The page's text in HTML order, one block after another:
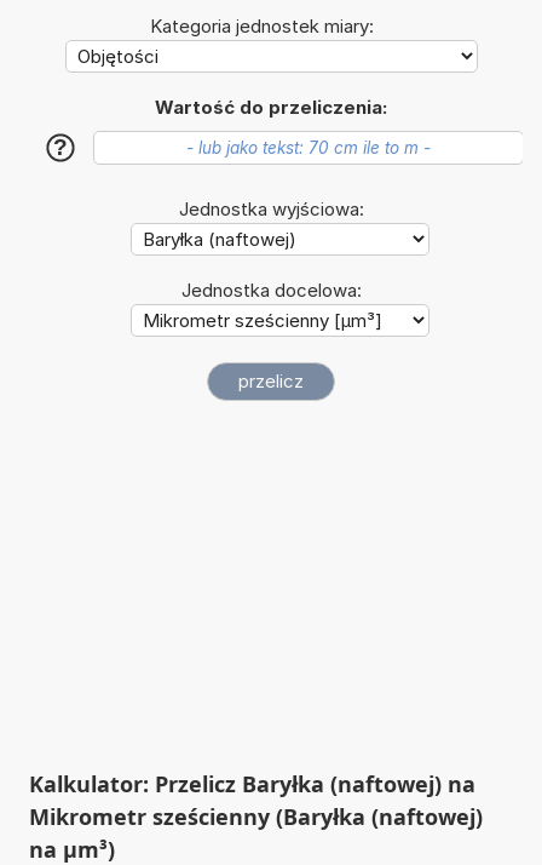
Kategoria jednostek miary:
Wartość do przeliczenia:
?
Jednostka wyjściowa:
Jednostka docelowa:
Kalkulator: Przelicz Baryłka (naftowej) na
Mikrometr sześcienny (Baryłka (naftowej)
na µm³)